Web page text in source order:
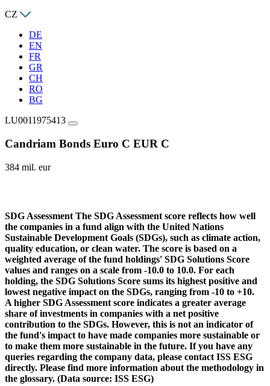
CZ
DE
EN
FR
GR
CH
RO
BG
LU0011975413
Candriam Bonds Euro C EUR C
384 mil. eur
SDG Assessment The SDG Assessment score reflects how well
the companies in a fund align with the United Nations
Sustainable Development Goals (SDGs), such as climate action,
quality education, or clean water. The score is based on a
weighted average of the fund holdings' SDG Solutions Score
values and ranges on a scale from -10.0 to 10.0. For each
holding, the SDG Solutions Score sums its highest positive and
lowest negative impact on the SDGs, ranging from -10 to +10.
A higher SDG Assessment score indicates a greater average
share of investments in companies with a net positive
contribution to the SDGs. However, this is not an indicator of
the fund's impact to have made companies more sustainable or
to make them more sustainable in the future. If you have any
queries regarding the company data, please contact ISS ESG
directly. Please find more information about the methodology in
the glossary. (Data source: ISS ESG)